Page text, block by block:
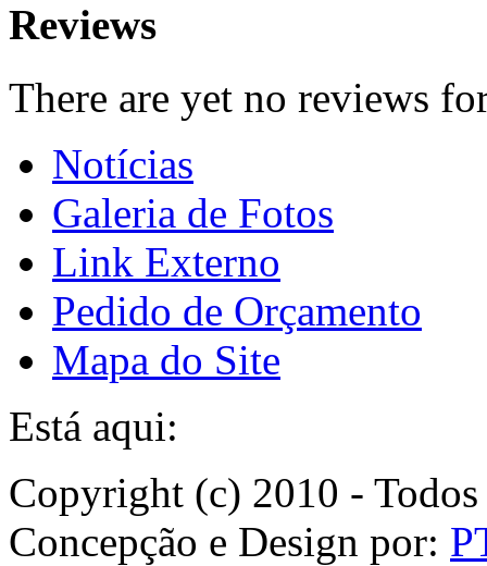
Reviews
There are yet no reviews
Notícias
Galeria de Fotos
Link Externo
Pedido de Orçamento
Mapa do Site
Está aqui:
Copyright (c) 2010 -
Concepção e Design por: